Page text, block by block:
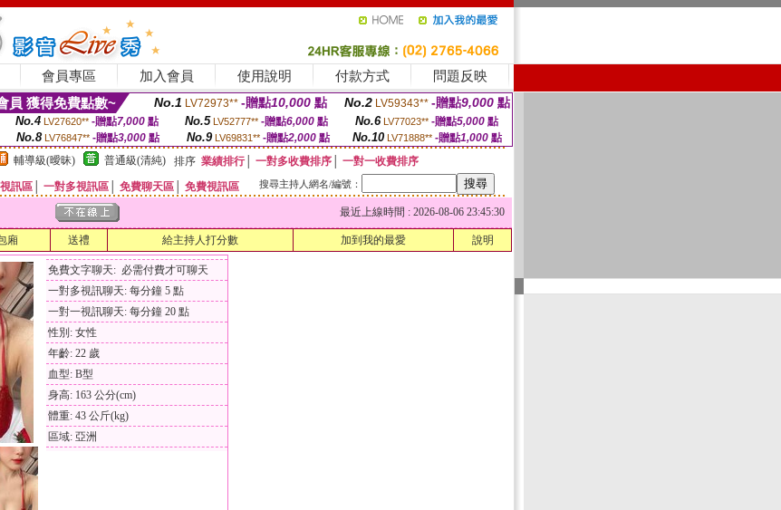
會員專區 加入會員 使用說明 付款方式 問題反映
員 獲得免費點數~ No.1 LV72973** -贈點10,000 點 No.2 LV59343** -贈點9,000 點
No.4 LV27620** -贈點7,000點 No.5 LV52777** -贈點6,000點 No.6 LV77023** -贈點5,000點
No.8 LV76847** -贈點3,000 點 No.9 LV69831** -贈點2,000點 No.10 LV71888** -贈點1,000 點
輔導級(曖昧) 普通級(清純) 排序 業績排行│ 一對多收費排序
一對一收費排序
訊區 一對多視訊區 免費聊天區 免費視訊區 搜尋主持人網名/編號：
最近上線時間 : 2026-08-06 23:45:30
廂 送禮 給主持人打分數 加到我的最愛 說明
免費文字聊天: 必需付費才可聊天
一對多視訊聊天: 每分鐘 5 點
一對一視訊聊天: 每分鐘 20 點
性別: 女性
年齡: 22 歲
血型: B型
身高: 163 公分(cm)
體重: 43 公斤(kg)
區域: 亞洲